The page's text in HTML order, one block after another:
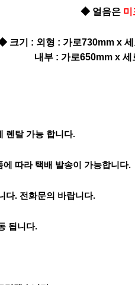
◆ 얼음은 미
크기 : 외형 : 가로730mm
내부 : 가로650mm x
렌탈 가능 합니다.
따라 택배 발송이 가능합니다.
다. 전화문의 바랍니다.
됩니다.